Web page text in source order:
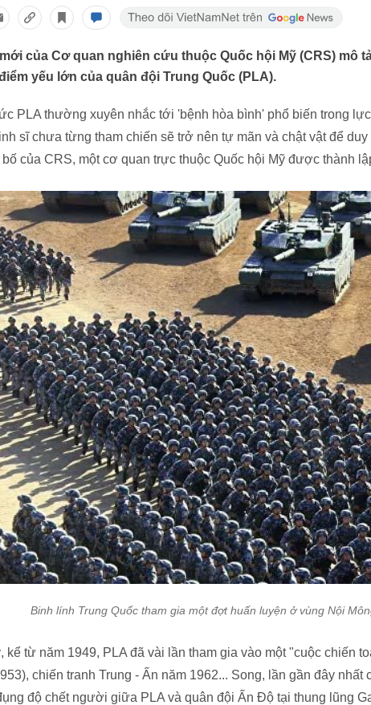
của Cơ quan nghiên cứu thuộc Quốc hội Mỹ (CRS) mô
yếu lớn của quân đội Trung Quốc (PLA).
PLA thường xuyên nhắc tới 'bệnh hòa bình' phổ biến trong
sĩ chưa từng tham chiến sẽ trở nên tự mãn và chật vật để
của CRS, một cơ quan trực thuộc Quốc hội Mỹ được thành
Binh lính Trung Quốc tham gia một đợt huấn luyện ở vùng Nội
kể từ năm 1949, PLA đã vài lần tham gia vào một "cuộc chiến
chiến tranh Trung - Ấn năm 1962... Song, lần gần đây
độ chết người giữa PLA và quân đội Ấn Độ tại thung lũng